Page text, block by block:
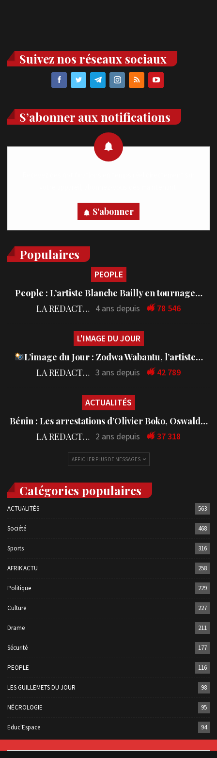
Suivez nos réseaux sociaux
S’abonner aux notifications
S'abonner
Populaires
PEOPLE
People : L’artiste Blanche Bailly en tournage…
LA REDACTION 4 ans depuis 78 546
L'IMAGE DU JOUR
L’image du Jour : Zodwa Wabantu, l’artiste…
LA REDACTION 3 ans depuis 42 789
ACTUALITÉS
Bénin : Les arrestations d’Olivier Boko, Oswald…
LA REDACTION 2 ans depuis 37 318
AFFICHER PLUS DE MESSAGES
Catégories populaires
ACTUALITÉS 563
Société 468
Sports 316
AFRIK'ACTU 258
Politique 229
Culture 227
Drame 211
Sécurité 177
PEOPLE 116
LES GUILLEMETS DU JOUR 98
NÉCROLOGIE 95
Educ'Espace 94